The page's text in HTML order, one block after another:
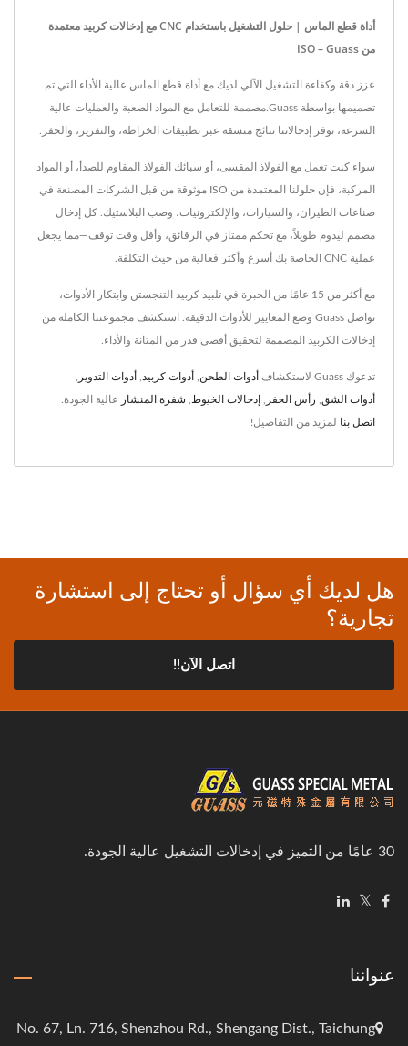
أداة قطع الماس | حلول التشغيل باستخدام CNC مع إدخالات كربيد معتمدة
من ISO – Guass
عزز دقة وكفاءة التشغيل الآلي لديك مع أداة قطع الماس عالية الأداء التي تم
تصميمها بواسطة Guass.مصممة للتعامل مع المواد الصعبة والعمليات عالية
السرعة، توفر إدخالاتنا نتائج متسقة عبر تطبيقات الخراطة، والتفريز، والحفر.
سواء كنت تعمل مع الفولاذ المقسى، أو سبائك الفولاذ المقاوم للصدأ، أو المواد
المركبة، فإن حلولنا المعتمدة من ISO موثوقة من قبل الشركات المصنعة في
صناعات الطيران، والسيارات، والإلكترونيات، وصب البلاستيك. كل إدخال
مصمم ليدوم طويلاً، مع تحكم ممتاز في الرقائق، وأقل وقت توقف—مما يجعل
عملية CNC الخاصة بك أسرع وأكثر فعالية من حيث التكلفة.
مع أكثر من 15 عامًا من الخبرة في تلبيد كربيد التنجستن وابتكار الأدوات،
تواصل Guass وضع المعايير للأدوات الدقيقة. استكشف مجموعتنا الكاملة من
إدخالات الكربيد المصممة لتحقيق أقصى قدر من المتانة والأداء.
تدعوك Guass لاستكشاف أدوات الطحن, أدوات كربيد, أدوات التدوير ,
أدوات الشق, رأس الحفر , إدخالات الخيوط, شفرة المنشار عالية الجودة.
اتصل بنا لمزيد من التفاصيل!
هل لديك أي سؤال أو تحتاج إلى استشارة
تجارية؟
اتصل الآن!!
30 عامًا من التميز في إدخالات التشغيل عالية الجودة.
عنواننا
No. 67, Ln. 716, Shenzhou Rd., Shengang Dist., Taichung